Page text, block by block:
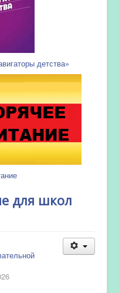
детства»
для школ